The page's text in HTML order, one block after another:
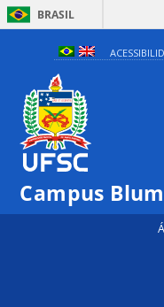
BRASIL
Campus